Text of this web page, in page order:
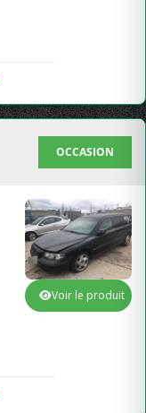
OCCASION
Voir le produit